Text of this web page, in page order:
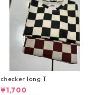
checker long T
¥1,700